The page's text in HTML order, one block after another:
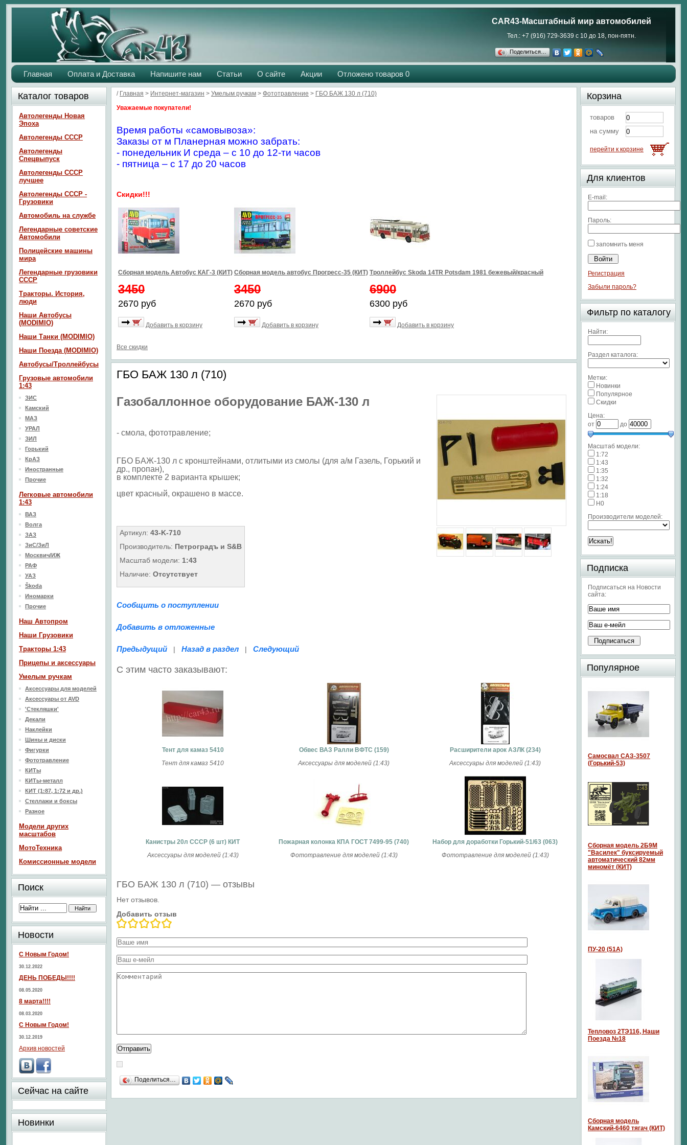
CAR43-Масштабный мир автомобилей
Тел.: +7 (916) 729-3639 с 10 до 18, пон-пятн.
Поделиться…
Главная Оплата и Доставка Напишите нам Статьи О сайте Акции Отложено товаров 0
/ Главная > Интернет-магазин > Умелым ручкам > Фототравление > ГБО БАЖ 130 л (710)
Уважаемые покупатели!
Время работы «самовывоза»:
Заказы от м Планерная можно забрать:
- понедельник И среда – с 10 до 12-ти часов
- пятница – с 17 до 20 часов
Скидки!!!
Сборная модель Автобус КАГ-3 (КИТ)
3450
2670 руб
Добавить в корзину
Сборная модель автобус Прогресс-35 (КИТ)
3450
2670 руб
Добавить в корзину
Троллейбус Skoda 14TR Potsdam 1981 бежевый/красный
6900
6300 руб
Добавить в корзину
Все скидки
ГБО БАЖ 130 л (710)
Газобаллонное оборудование БАЖ-130 л
- смола, фототравление;
ГБО БАЖ-130 л с кронштейнами, отлитыми из смолы (для а/м Газель, Горький и
др., пропан),
в комплекте 2 варианта крышек;
цвет красный, окрашено в массе.
Артикул: 43-K-710
Производитель: Петроградъ и S&B
Масштаб модели: 1:43
Наличие: Отсутствует
Сообщить о поступлении
Добавить в отложенные
Предыдущий | Назад в раздел | Следующий
С этим часто заказывают:
Тент для камаз 5410
Тент для камаз 5410
Обвес ВАЗ Ралли ВФТС (159)
Аксессуары для моделей (1:43)
Расширители арок АЗЛК (234)
Аксессуары для моделей (1:43)
Канистры 20л СССР (6 шт) КИТ
Аксессуары для моделей (1:43)
Пожарная колонка КПА ГОСТ 7499-95 (740)
Фототравление для моделей (1:43)
Набор для доработки Горький-51/63 (063)
Фототравление для моделей (1:43)
ГБО БАЖ 130 л (710) — отзывы
Нет отзывов.
Добавить отзыв
Поделиться…
Каталог товаров
Автолегенды Новая
Эпоха
Автолегенды СССР
Автолегенды
Спецвыпуск
Автолегенды СССР
лучшее
Автолегенды СССР -
Грузовики
Автомобиль на службе
Легендарные советские
Автомобили
Полицейские машины
мира
Легендарные грузовики
СССР
Тракторы. История,
люди
Наши Автобусы
(MODIMIO)
Наши Танки (MODIMIO)
Наши Поезда (MODIMIO)
Автобусы/Троллейбусы
Грузовые автомобили
1:43
ЗИС
Камский
МАЗ
УРАЛ
ЗИЛ
Горький
КрАЗ
Иностранные
Прочие
Легковые автомобили
1:43
ВАЗ
Волга
ЗАЗ
ЗиС/ЗиЛ
Москвич/ИЖ
РАФ
УАЗ
Škoda
Иномарки
Прочие
Наш Aвтопром
Наши Грузовики
Тракторы 1:43
Прицепы и аксессуары
Умелым ручкам
Аксессуары для моделей
Аксессуары от AVD
'Стекляшки'
Декали
Наклейки
Шины и диски
Фигурки
Фототравление
КИТы
КИТы-металл
КИТ (1:87, 1:72 и др.)
Стеллажи и боксы
Разное
Модели других
масштабов
МотоТехника
Комиссионные модели
Поиск
Новости
С Новым Годом!
30.12.2022
ДЕНЬ ПОБЕДЫ!!!!
08.05.2020
8 марта!!!!
08.03.2020
С Новым Годом!
30.12.2019
Архив новостей
Сейчас на сайте
Новинки
Корзина
товаров
на сумму
перейти к корзине
Для клиентов
E-mail:
Пароль:
запомнить меня
Регистрация
Забыли пароль?
Фильтр по каталогу
Найти:
Раздел каталога:
Метки:
Новинки
Популярное
Скидки
Цена:
от
до
Масштаб модели:
1:72
1:43
1:35
1:32
1:24
1:18
H0
Производители моделей:
Подписка
Подписаться на Новости
сайта:
Популярное
Самосвал САЗ-3507
(Горький-53)
Сборная модель 2Б9М
"Василек" буксируемый
автоматический 82мм
миномёт (КИТ)
ПУ-20 (51А)
Тепловоз 2ТЭ116, Наши
Поезда №18
Сборная модель
Камский-6460 тягач (КИТ)